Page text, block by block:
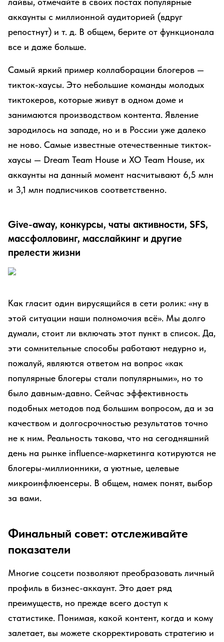
аккаунты с миллионной аудиторией (вдруг
репостнут) и т. д. В общем, берите от функционала
все и даже больше.
Самый яркий пример коллаборации блогеров —
тикток-хаусы. Это небольшие команды молодых
тиктокеров, которые живут в одном доме и
занимаются производством контента. Явление
зародилось на западе, но и в России уже далеко
не ново. Самые известные отечественные тикток-
хаусы — Dream Team House и XO Team House, их
аккаунты на данный момент насчитывают 6,5 млн
и 3,1 млн подписчиков соответственно.
Give-away, конкурсы, чаты активности, SFS,
массфолловинг, масслайкинг и другие
прелести жизни
Как гласит один вирусящийся в сети ролик: «ну в
этой ситуации наши полномочия всё». Мы долго
думали, стоит ли включать этот пункт в список. Да,
эти сомнительные способы работают недурно и,
пожалуй, являются ответом на вопрос «как
популярные блогеры стали популярными», но то
было давным-давно. Сейчас эффективность
подобных методов под большим вопросом, да и за
качеством и долгосрочностью результатов точно
не к ним. Реальность такова, что на сегодняшний
день на рынке influence-маркетинга котируются не
блогеры-миллионники, а уютные, целевые
микроинфлюенсеры. В общем, намек понят, выбор
за вами.
Финальный совет: отслеживайте
показатели
Многие соцсети позволяют преобразовать личный
профиль в бизнес-аккаунт. Это дает ряд
преимуществ, но прежде всего доступ к
статистике. Понимая, какой контент, когда и кому
залетает, вы можете скорректировать стратегию и